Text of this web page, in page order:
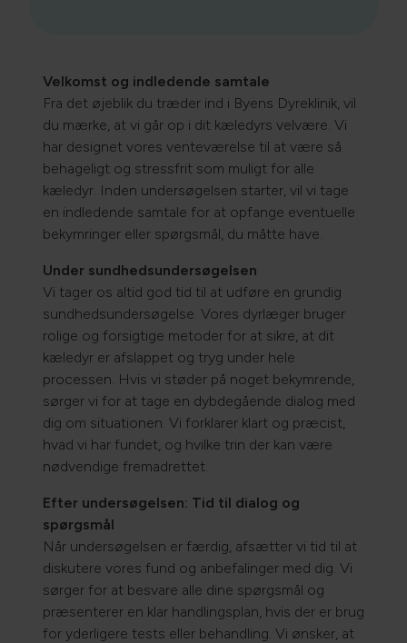
Velkomst og indledende samtale
Fra det øjeblik du træder ind i Byens Dyreklinik, vil
du mærke, at vi går op i dit kæledyrs velvære. Vi
har designet vores venteværelse til at være så
behageligt og stressfrit som muligt for alle
kæledyr. Inden undersøgelsen starter, vil vi tage
en indledende samtale for at opfange eventuelle
bekymringer eller spørgsmål, du måtte have.
Under sundhedsundersøgelsen
Vi tager os altid god tid til at udføre en grundig
sundhedsundersøgelse. Vores dyrlæger bruger
rolige og forsigtige metoder for at sikre, at dit
kæledyr er afslappet og tryg under hele
processen. Hvis vi støder på noget bekymrende,
sørger vi for at tage en dybdegående dialog med
dig om situationen. Vi forklarer klart og præcist,
hvad vi har fundet, og hvilke trin der kan være
nødvendige fremadrettet.
Efter undersøgelsen: Tid til dialog og
spørgsmål
Når undersøgelsen er færdig, afsætter vi tid til at
diskutere vores fund og anbefalinger med dig. Vi
sørger for at besvare alle dine spørgsmål og
præsenterer en klar handlingsplan, hvis der er brug
for yderligere tests eller behandling. Vi ønsker, at